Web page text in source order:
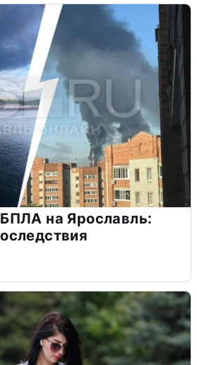
на Ярославль: